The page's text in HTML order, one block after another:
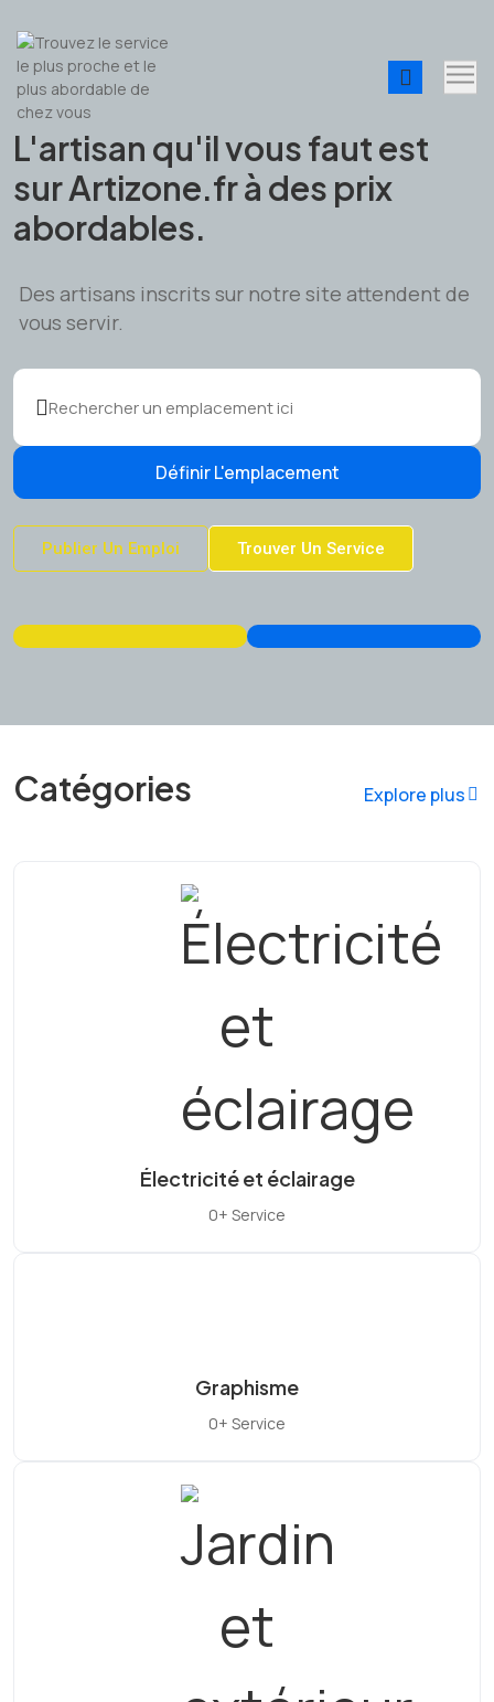
L'artisan qu'il vous faut est
sur Artizone.fr à des prix
abordables.
Des artisans inscrits sur notre site attendent de
vous servir.
Définir L'emplacement
Publier Un Emploi Trouver Un Service
Catégories Explore plus
Électricité et éclairage
0+ Service
Graphisme
0+ Service